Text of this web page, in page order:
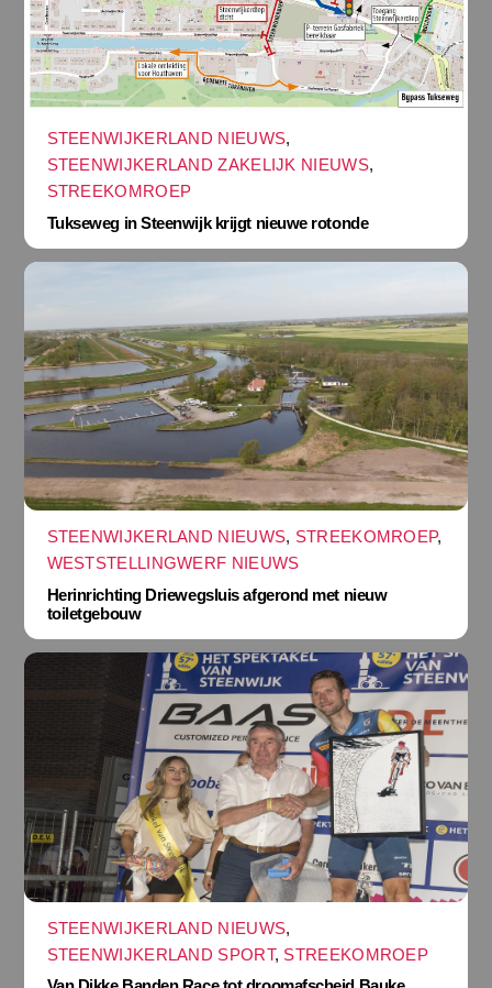
STEENWIJKERLAND NIEUWS,
STEENWIJKERLAND ZAKELIJK NIEUWS,
STREEKOMROEP
Tukseweg in Steenwijk krijgt nieuwe rotonde
STEENWIJKERLAND NIEUWS, STREEKOMROEP,
WESTSTELLINGWERF NIEUWS
Herinrichting Driewegsluis afgerond met nieuw
toiletgebouw
STEENWIJKERLAND NIEUWS,
STEENWIJKERLAND SPORT, STREEKOMROEP